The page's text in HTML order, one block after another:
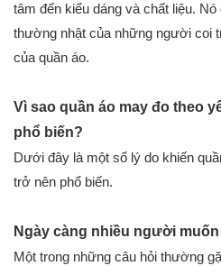
tâm đến kiểu dáng và chất liệu.
thường nhật của những người coi
của quần áo.
Vì sao quần áo may đo theo
phổ biến?
Dưới đây là một số lý do khiến
trở nên phổ biến.
Ngày càng nhiều người
Một trong những câu hỏi thường